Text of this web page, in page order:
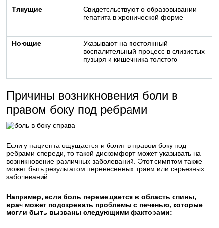
Тянущие
Свидетельствуют о образовывании
гепатита в хронической форме
Ноющие
Указывают на постоянный
воспалительный процесс в слизистых
пузыря и кишечника толстого
Причины возникновения боли в
правом боку под ребрами
Если у пациента ощущается и болит в правом боку под
ребрами спереди, то такой дискомфорт может указывать на
возникновение различных заболеваний. Этот симптом также
может быть результатом перенесенных травм или серьезных
заболеваний.
Например, если боль перемещается в область спины,
врач может подозревать проблемы с печенью, которые
могли быть вызваны следующими факторами: